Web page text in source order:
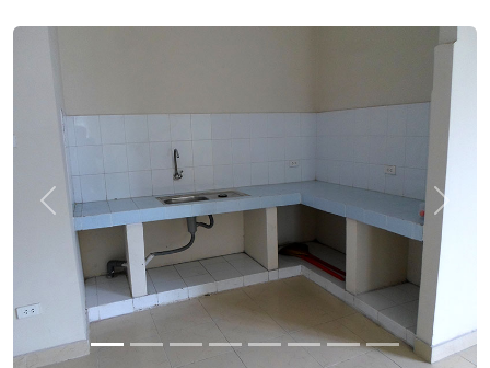
Previous Next